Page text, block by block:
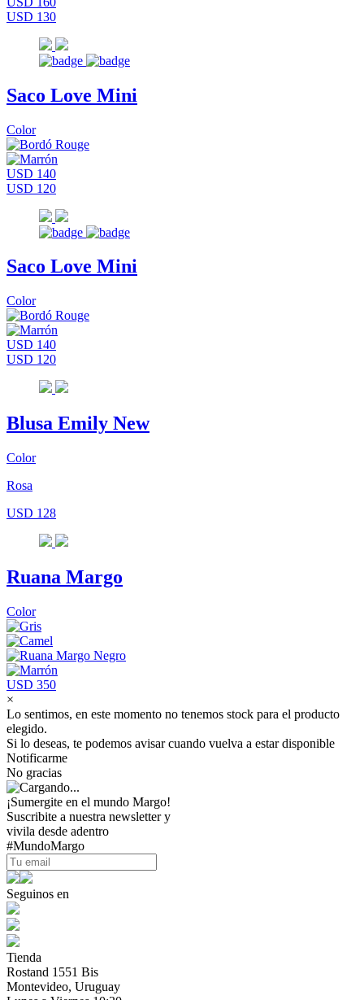
USD 130
Saco Love Mini
Color
USD 140
USD 120
Saco Love Mini
Color
USD 140
USD 120
Blusa Emily New
Color
Rosa
USD 128
Ruana Margo
Color
USD 350
×
Lo sentimos, en este momento no tenemos stock para el producto
elegido.
Si lo deseas, te podemos avisar cuando vuelva a estar disponible
Notificarme
No gracias
¡Sumergite en el mundo Margo!
Suscribite a nuestra newsletter y
vivila desde adentro
#MundoMargo
Seguinos en
Tienda
Rostand 1551 Bis
Montevideo, Uruguay